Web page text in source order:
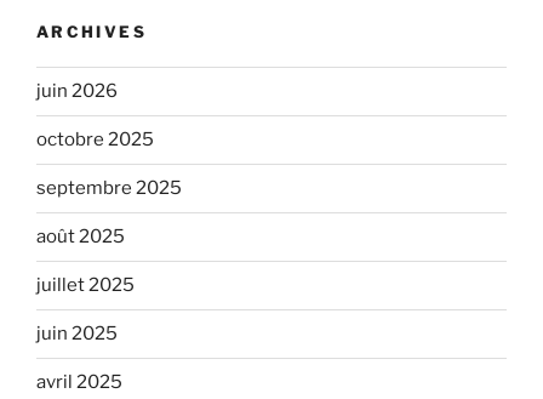
ARCHIVES
juin 2026
octobre 2025
septembre 2025
août 2025
juillet 2025
juin 2025
avril 2025